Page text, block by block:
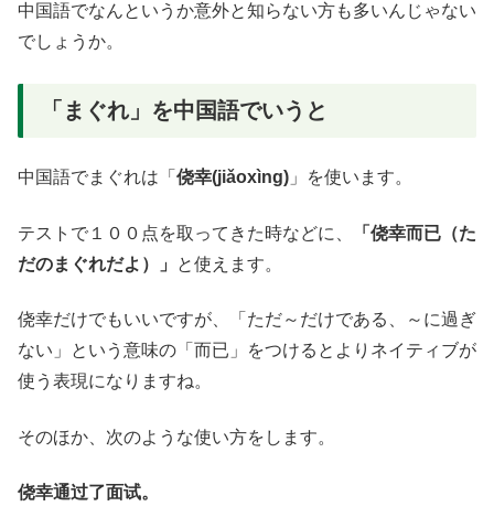
中国語でなんというか意外と知らない方も多いんじゃない
でしょうか。
「まぐれ」を中国語でいうと
中国語でまぐれは「 侥幸(jiǎoxìng) 」を使います。
テストで１００点を取ってきた時などに、
「侥幸而已（た
だのまぐれだよ）」
と使えます。
侥幸だけでもいいですが、「ただ～だけである、～に過ぎ
ない」という意味の「而已」をつけるとよりネイティブが
使う表現になりますね。
そのほか、次のような使い方をします。
侥幸通过了面试。